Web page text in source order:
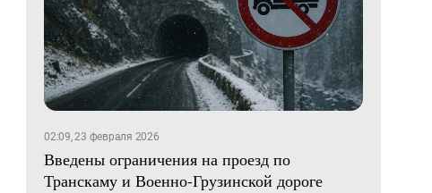
02:09, 23 февраля 2026
Введены ограничения на проезд по
Транскаму и Военно-Грузинской дороге